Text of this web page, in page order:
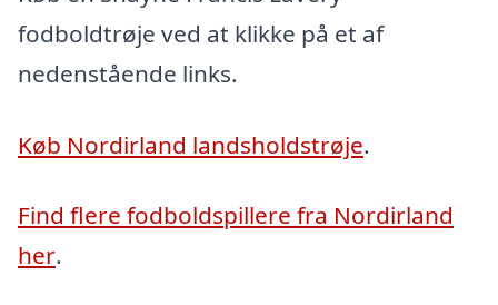
fodboldtrøje ved at klikke på et af
nedenstående links.
Køb Nordirland landsholdstrøje.
Find flere fodboldspillere fra Nordirland
her.